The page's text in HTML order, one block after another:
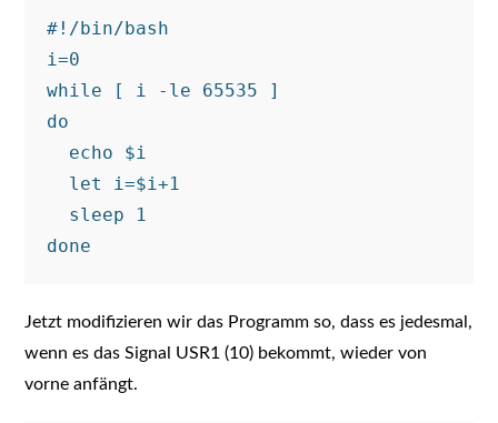
#!/bin/bash
i=0
while [ i -le 65535 ]
do
Jetzt modifizieren wir das Programm so, dass es jedesmal,
wenn es das Signal USR1 (10) bekommt, wieder von
vorne anfängt.